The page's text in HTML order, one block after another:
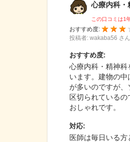
心療内科・
この口コミは1
おすすめ度:
投稿者: wakaba56 さん
おすすめ度:
心療内科・精神
います。建物の
が多いのですが
区切られている
おしゃれです。
対応:
医師は毎日いる